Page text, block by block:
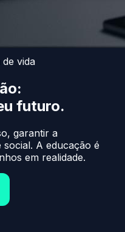
vida
garantir a
A educação é
em realidade.